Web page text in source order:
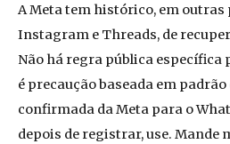
A Meta tem histórico, em
Instagram e Threads, de
Não há regra pública específica
é precaução baseada em
confirmada da Meta para o
depois de registrar, use. Mande